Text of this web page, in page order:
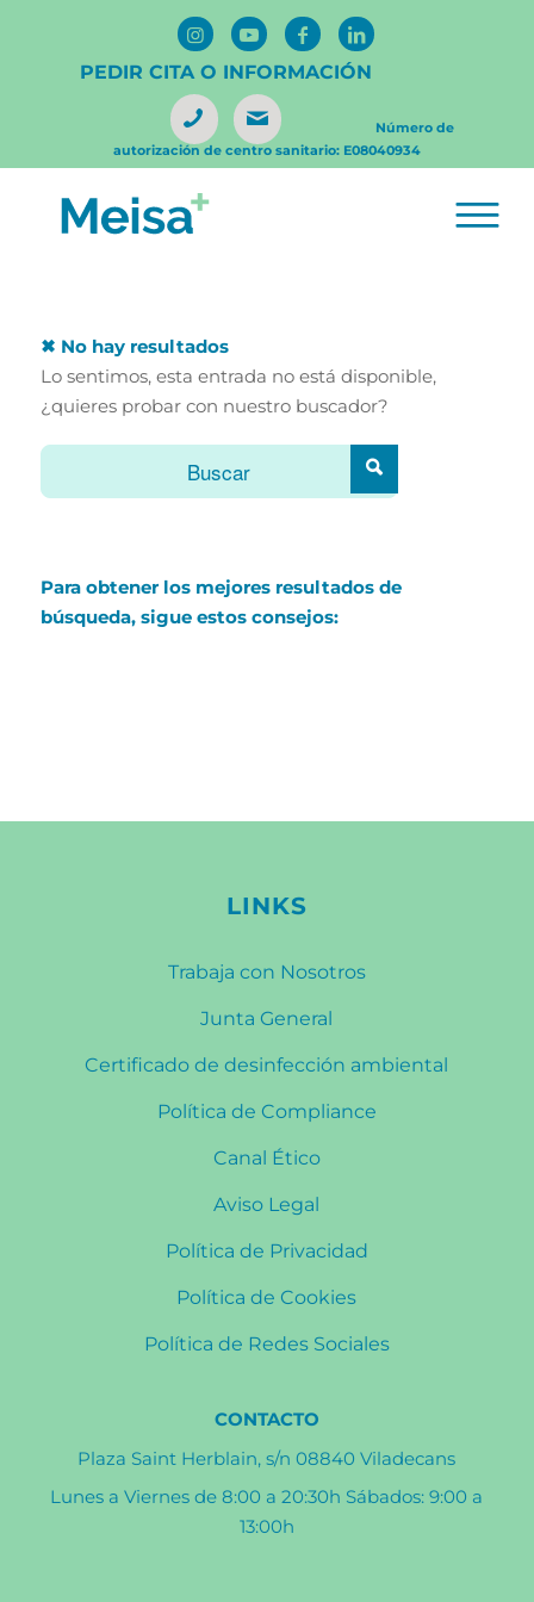
PEDIR CITA O INFORMACIÓN
Número de
autorización de centro sanitario: E08040934
✖ No hay resultados
Lo sentimos, esta entrada no está disponible,
¿quieres probar con nuestro buscador?
Para obtener los mejores resultados de
búsqueda, sigue estos consejos:
LINKS
Trabaja con Nosotros
Junta General
Certificado de desinfección ambiental
Política de Compliance
Canal Ético
Aviso Legal
Política de Privacidad
Política de Cookies
Política de Redes Sociales
CONTACTO
Plaza Saint Herblain, s/n 08840 Viladecans
Lunes a Viernes de 8:00 a 20:30h Sábados: 9:00 a
13:00h